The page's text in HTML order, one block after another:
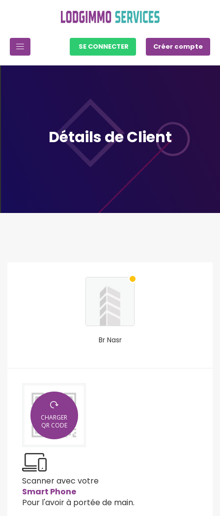
SE CONNECTER Créer compte
Détails de Client
Br Nasr
CHARGER
QR CODE
Scanner avec votre
Smart Phone
Pour l'avoir à portée de main.